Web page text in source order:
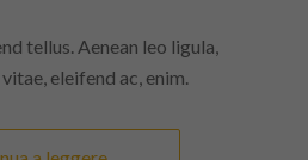
tellus. Aenean leo ligula,
eleifend ac, enim.